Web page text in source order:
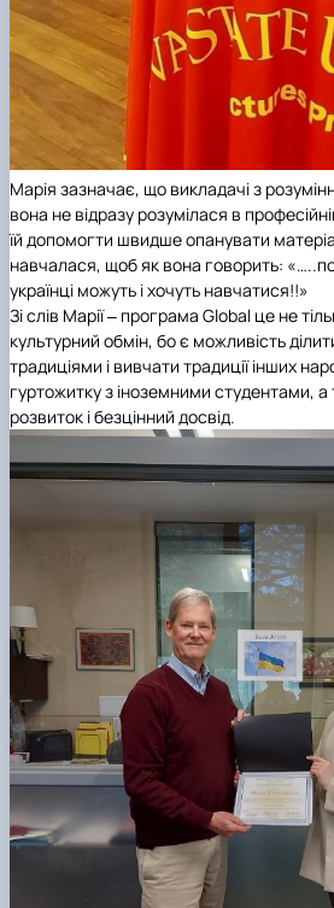
Марія зазначає, що викладачі з
вона не відразу розумілася в
їй допомогти швидше опанувати
навчалася, щоб як вона говорить:
українці можуть і хочуть навчатися!!»
Зі слів Марії ‒ програма Global це не
культурний обмін, бо є можливість
традиціями і вивчати традиції інших
гуртожитку з іноземними студентами,
розвиток і безцінний досвід.